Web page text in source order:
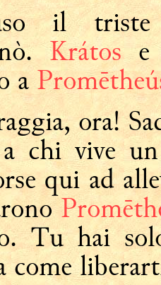
il
Krátos
a
ora!
chi vive
qui ad
Tu hai
come